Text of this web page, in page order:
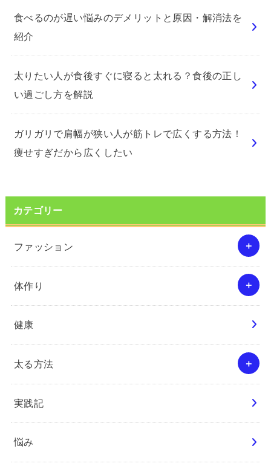
食べるのが遅い悩みのデメリットと原因・解消法を
紹介
太りたい人が食後すぐに寝ると太れる？食後の正し
い過ごし方を解説
ガリガリで肩幅が狭い人が筋トレで広くする方法！
痩せすぎだから広くしたい
カテゴリー
ファッション
体作り
健康
太る方法
実践記
悩み